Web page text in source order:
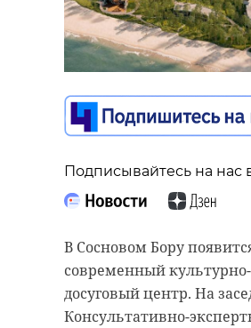
Подписывайтесь на нас
В Сосновом Бору
современный культурно-
досуговый центр. На
Консультативно-
Кириллов
09 июля 2024, 09:09